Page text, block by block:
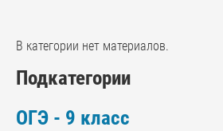
В категории нет материалов.
Подкатегории
ОГЭ - 9 класс